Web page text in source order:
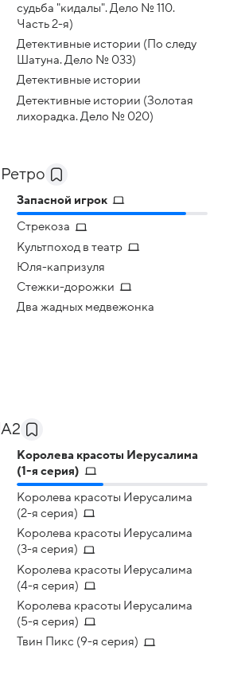
судьба "кидалы". Дело № 110.
Часть 2-я)
Детективные истории (По следу
Шатуна. Дело № 033)
Детективные истории
Детективные истории (Золотая
лихорадка. Дело № 020)
Ретро
Запасной игрок
Стрекоза
Культпоход в театр
Юля-капризуля
Стежки-дорожки
Два жадных медвежонка
А2
Королева красоты Иерусалима
(1-я серия)
Королева красоты Иерусалима
(2-я серия)
Королева красоты Иерусалима
(3-я серия)
Королева красоты Иерусалима
(4-я серия)
Королева красоты Иерусалима
(5-я серия)
Твин Пикс (9-я серия)